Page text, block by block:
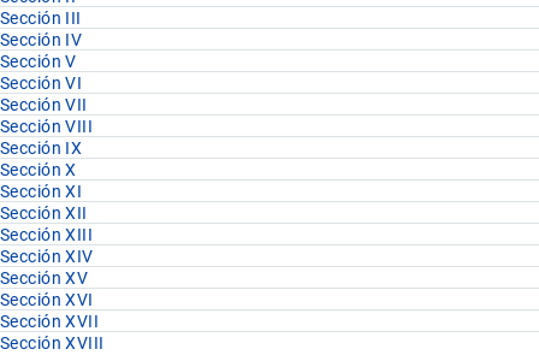
Sección III
Sección IV
Sección V
Sección VI
Sección VII
Sección VIII
Sección IX
Sección X
Sección XI
Sección XII
Sección XIII
Sección XIV
Sección XV
Sección XVI
Sección XVII
Sección XVIII